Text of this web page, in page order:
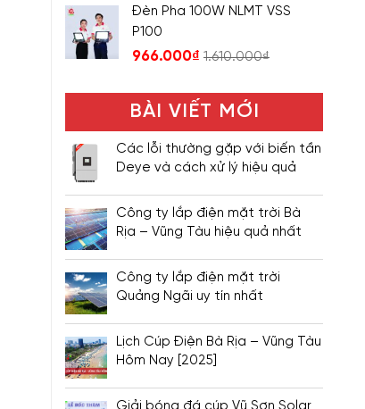
Đèn Pha 100W NLMT VSS
P100
966.000₫ 1.610.000₫
BÀI VIẾT MỚI
Các lỗi thường gặp với biến tần
Deye và cách xử lý hiệu quả
Công ty lắp điện mặt trời Bà
Rịa – Vũng Tàu hiệu quả nhất
Công ty lắp điện mặt trời
Quảng Ngãi uy tín nhất
Lịch Cúp Điện Bà Rịa – Vũng Tàu
Hôm Nay [2025]